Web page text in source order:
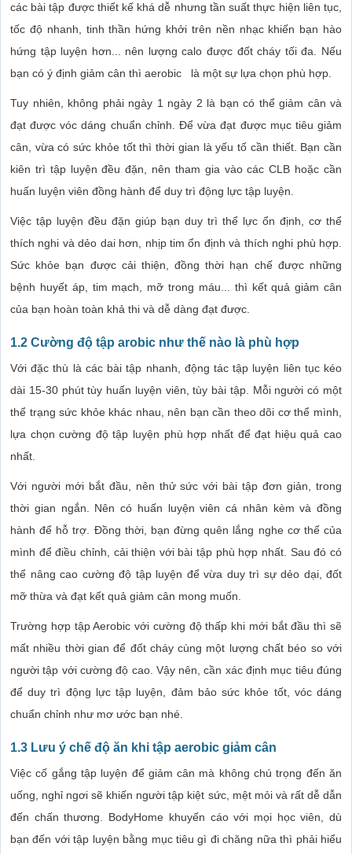
các bài tập được thiết kế khá dễ nhưng tần suất thực hiện liên tục,
tốc độ nhanh, tinh thần hứng khởi trên nền nhạc khiến bạn hào
hứng tập luyện hơn... nên lượng calo được đốt cháy tối đa. Nếu
bạn có ý định giảm cân thì aerobic là một sự lựa chọn phù hợp.
Tuy nhiên, không phải ngày 1 ngày 2 là bạn có thể giảm cân và
đạt được vóc dáng chuẩn chỉnh. Để vừa đạt được mục tiêu giảm
cân, vừa có sức khỏe tốt thì thời gian là yếu tố cần thiết. Bạn cần
kiên trì tập luyện đều đặn, nên tham gia vào các CLB hoặc cần
huấn luyện viên đồng hành để duy trì động lực tập luyện.
Việc tập luyện đều đặn giúp bạn duy trì thể lực ổn định, cơ thể
thích nghi và dẻo dai hơn, nhịp tim ổn định và thích nghi phù hợp.
Sức khỏe bạn được cải thiện, đồng thời hạn chế được những
bệnh huyết áp, tim mạch, mỡ trong máu... thì kết quả giảm cân
của bạn hoàn toàn khả thi và dễ dàng đạt được.
1.2 Cường độ tập arobic như thế nào là phù hợp
Với đặc thù là các bài tập nhanh, động tác tập luyện liên tục kéo
dài 15-30 phút tùy huấn luyện viên, tùy bài tập. Mỗi người có một
thể trạng sức khỏe khác nhau, nên bạn cần theo dõi cơ thể mình,
lựa chọn cường độ tập luyện phù hợp nhất để đạt hiệu quả cao
nhất.
Với người mới bắt đầu, nên thử sức với bài tập đơn giản, trong
thời gian ngắn. Nên có huấn luyện viên cá nhân kèm và đồng
hành để hỗ trợ. Đồng thời, bạn đừng quên lắng nghe cơ thể của
mình để điều chỉnh, cải thiện với bài tập phù hợp nhất. Sau đó có
thể nâng cao cường độ tập luyện để vừa duy trì sự dẻo dại, đốt
mỡ thừa và đạt kết quả giảm cân mong muốn.
Trường hợp tập Aerobic với cường độ thấp khi mới bắt đầu thì sẽ
mất nhiều thời gian để đốt cháy cùng một lượng chất béo so với
người tập với cường độ cao. Vậy nên, cần xác định mục tiêu đúng
để duy trì động lực tập luyện, đảm bảo sức khỏe tốt, vóc dáng
chuẩn chỉnh như mơ ước bạn nhé.
1.3 Lưu ý chế độ ăn khi tập aerobic giảm cân
Việc cố gắng tập luyện để giảm cân mà không chú trọng đến ăn
uống, nghỉ ngơi sẽ khiến người tập kiệt sức, mệt mỏi và rất dễ dẫn
đến chấn thương. BodyHome khuyến cáo với mọi học viên, dù
bạn đến với tập luyện bằng mục tiêu gì đi chăng nữa thì phải hiểu